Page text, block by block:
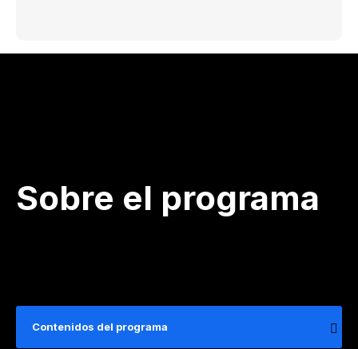
Sobre el programa
Contenidos del programa